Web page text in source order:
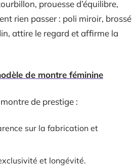
prouesse d’équilibre,
rien passer : poli miroir, brossé
attire le regard et affirme la
de montre féminine
de prestige :
sur la fabrication et
et longévité.